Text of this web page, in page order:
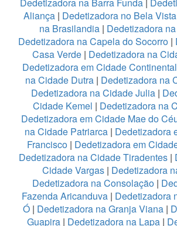
Aliança | Dedetizadora no Bela Vista
na Brasilandia| Dedetizadora
Dedetizadora na Capela do Socorro |
Casa Verde | Dedetizadora na
Dedetizadora em Cidade Continental
na Cidade Dutra | Dedetizadora na
Dedetizadora na Cidade Julia |
Cidade Kemel | Dedetizadora na
Dedetizadora em Cidade Mae do
na Cidade Patriarca| Dedetizadora
Francisco | Dedetizadora em
Dedetizadora na Cidade Tiradentes |
Cidade Vargas | Dedetizadora
Dedetizadora na Consolação |
Fazenda Aricanduva | Dedetizadora
Ó | Dedetizadora na Granja Viana |
Guapira| Dedetizadora na Lapa|